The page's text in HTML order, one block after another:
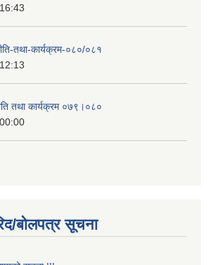
तथा-कार्यक्रम-०८०/०८१
तथा कार्यक्रम ०७९।०८०
बोलपत्र सूचना